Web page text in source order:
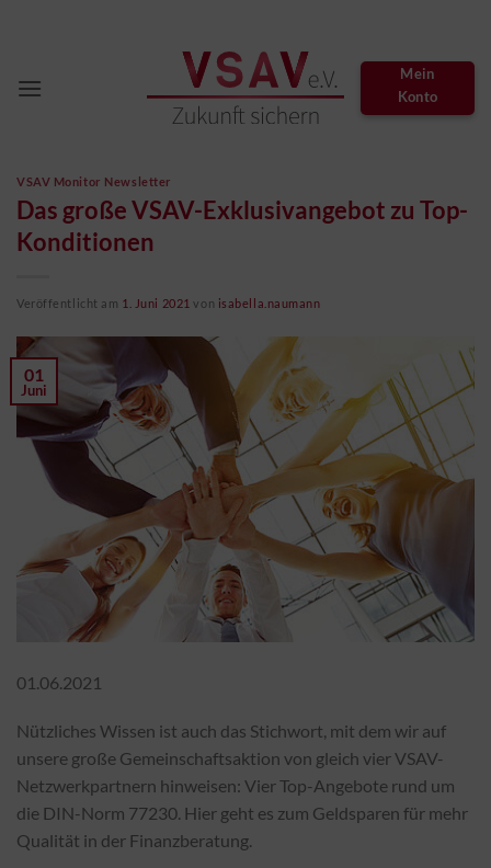
Mein
Konto
VSAV Monitor Newsletter
Das große VSAV-Exklusivangebot zu Top-
Konditionen
Veröffentlicht am 1. Juni 2021 von isabella.naumann
01
Juni
01.06.2021
Nützliches Wissen ist auch das Stichwort, mit dem wir auf
unsere große Gemeinschaftsaktion von gleich vier VSAV-
Netzwerkpartnern hinweisen: Vier Top-Angebote rund um
die DIN-Norm 77230. Hier geht es zum Geldsparen für mehr
Qualität in der Finanzberatung.